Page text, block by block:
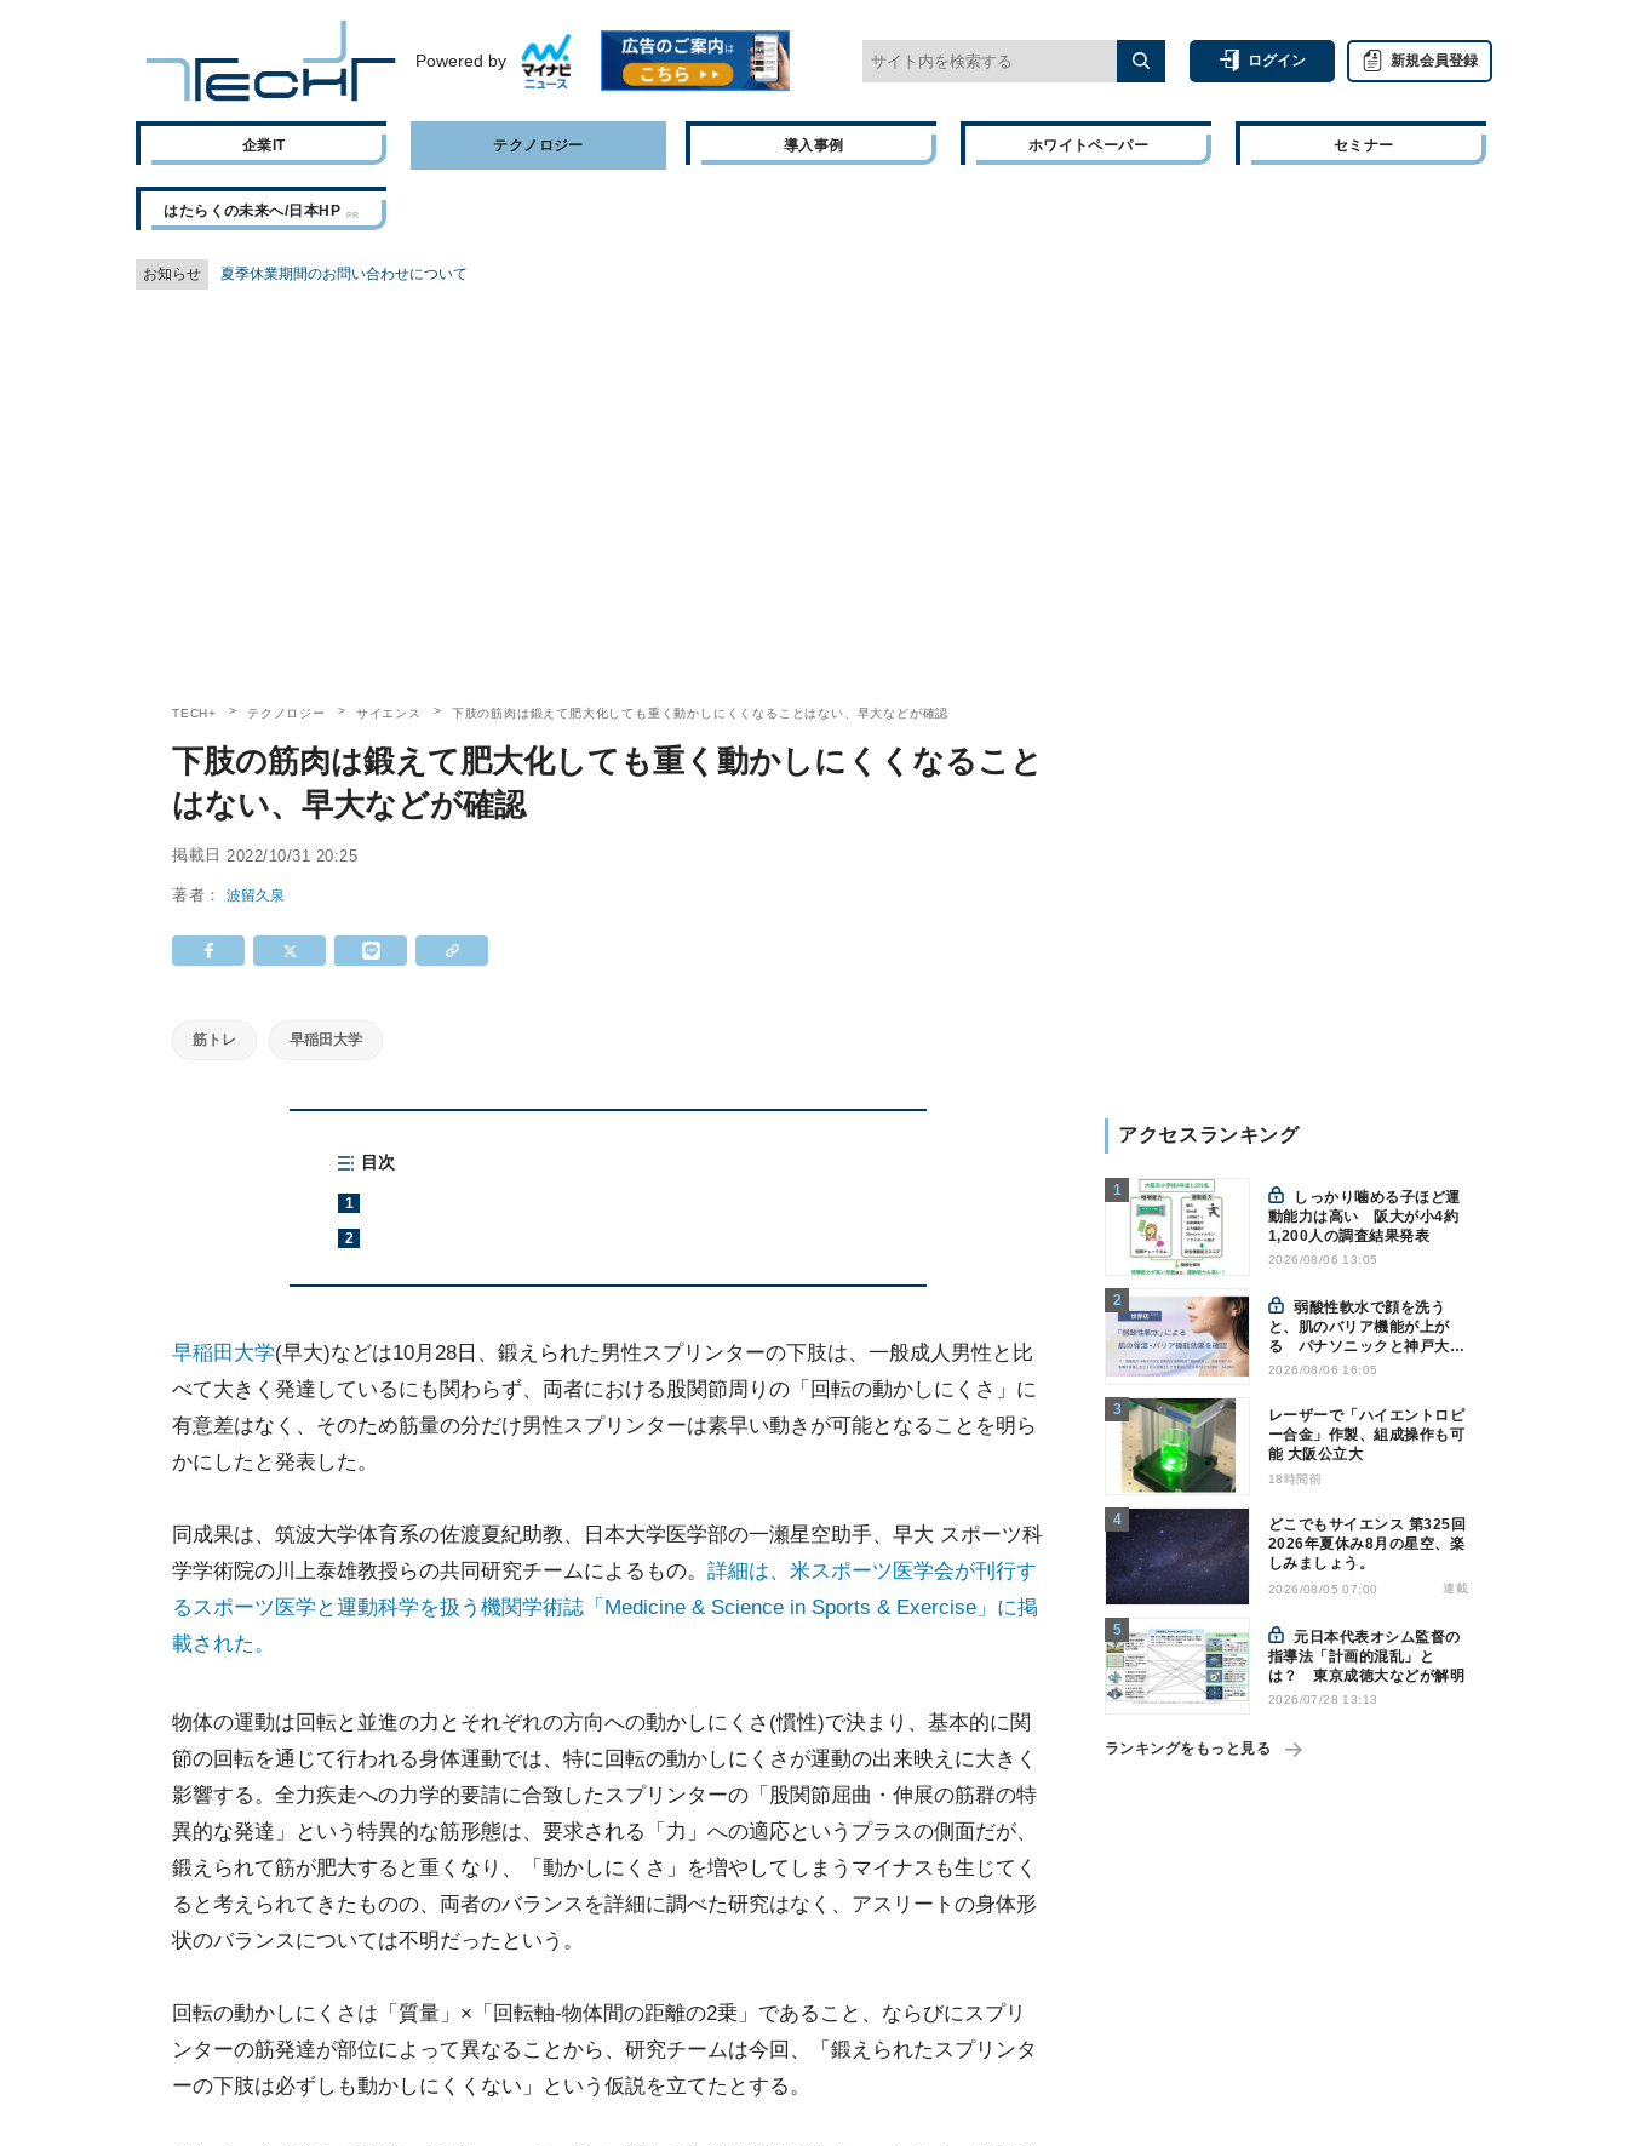
Powered by ログイン 新規会員登録
企業IT テクノロジー 導入事例 ホワイトペーパー セミナー
はたらくの未来へ/日本HP
お知らせ 夏季休業期間のお問い合わせについて
TECH+ テクノロジー サイエンス 下肢の筋肉は鍛えて肥大化しても重く動かしにくくなることはない、早大などが確認
下肢の筋肉は鍛えて肥大化しても重く動かしにくくなること
はない、早大などが確認
掲載日 2022/10/31 20:25
著者：波留久泉
筋トレ 早稲田大学
目次
1
2
早稲田大学(早大)などは10月28日、鍛えられた男性スプリンターの下肢は、一般成人男性と比
べて大きく発達しているにも関わらず、両者における股関節周りの「回転の動かしにくさ」に
有意差はなく、そのため筋量の分だけ男性スプリンターは素早い動きが可能となることを明ら
かにしたと発表した。
同成果は、筑波大学体育系の佐渡夏紀助教、日本大学医学部の一瀬星空助手、早大 スポーツ科
学学術院の川上泰雄教授らの共同研究チームによるもの。 詳細は、米スポーツ医学会が刊行す
るスポーツ医学と運動科学を扱う機関学術誌「Medicine & Science in Sports & Exercise」に掲
載された。
物体の運動は回転と並進の力とそれぞれの方向への動かしにくさ(慣性)で決まり、基本的に関
節の回転を通じて行われる身体運動では、特に回転の動かしにくさが運動の出来映えに大きく
影響する。全力疾走への力学的要請に合致したスプリンターの「股関節屈曲・伸展の筋群の特
異的な発達」という特異的な筋形態は、要求される「力」への適応というプラスの側面だが、
鍛えられて筋が肥大すると重くなり、「動かしにくさ」を増やしてしまうマイナスも生じてく
ると考えられてきたものの、両者のバランスを詳細に調べた研究はなく、アスリートの身体形
状のバランスについては不明だったという。
回転の動かしにくさは「質量」×「回転軸-物体間の距離の2乗」であること、ならびにスプリ
ンターの筋発達が部位によって異なることから、研究チームは今回、「鍛えられたスプリンタ
ーの下肢は必ずしも動かしにくくない」という仮説を立てたとする。
アクセスランキング
動能力は高い 阪大が小4約
1,200人の調査結果発表
2026/08/06 13:05
弱酸性軟水で顔を洗う
と、肌のバリア機能が上が
る パナソニックと神戸大が
確認
2026/08/06 16:05
レーザーで「ハイエントロピ
ー合金」作製、組成操作も可
能 大阪公立大
18時間前
どこでもサイエンス 第325回
2026年夏休み8月の星空、楽
しみましょう。
2026/08/05 07:00 連載
元日本代表オシム監督の
指導法「計画的混乱」と
は？ 東京成徳大などが解明
2026/07/28 13:13
ランキングをもっと見る